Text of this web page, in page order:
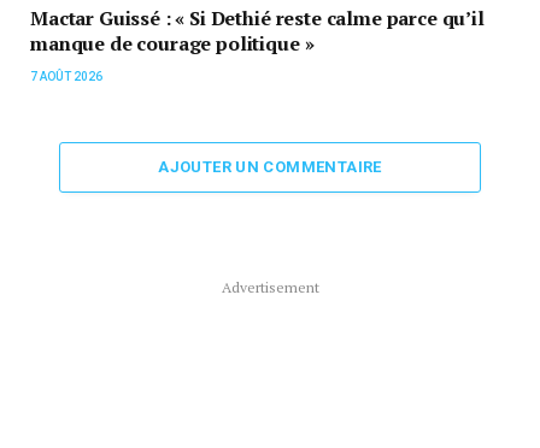
Mactar Guissé : « Si Dethié reste calme parce qu’il
manque de courage politique »
7 AOÛT 2026
AJOUTER UN COMMENTAIRE
Advertisement